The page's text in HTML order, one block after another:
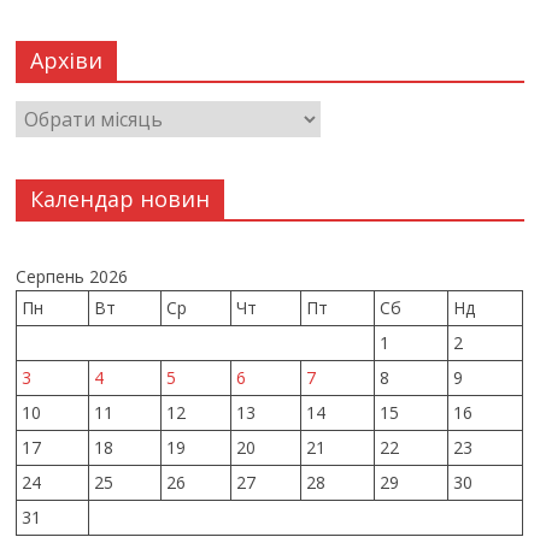
Архіви
Календар новин
Серпень 2026
Пн
Вт Ср Чт Пт Сб
Нд
1
2
3
4 5 6 7 8
9
10
11 12 13 14 15
16
17
18 19 20 21 22
23
24
25 26 27 28 29
30
31